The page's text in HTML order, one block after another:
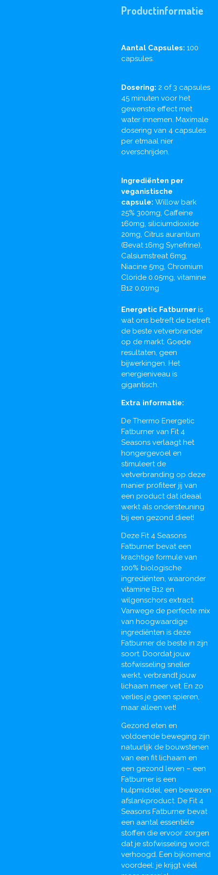
Productinformatie
Aantal Capsules: 100
capsules.
Dosering: 2 of 3 capsules
45 minuten voor het
gewenste effect met
water innemen. Maximale
dosering van 4 capsules
per etmaal nier
overschrijden.
Ingrediënten per
veganistische
capsule: Willow bark
25% 300mg, Caffeine
160mg, siliciumdioxide
20mg, Citrus aurantium
(Bevat 16mg Synefrine),
Calsiumstreat 6mg,
Niacine 5mg, Chromium
Cloride 0.05mg, vitamine
B12 0,01mg
Energetic Fatburner is
wat ons betreft de betreft
de beste vetverbrander
op de markt. Goede
resultaten, geen
bijwerkingen. Het
energieniveau is
gigantisch.
Extra informatie:
De Thermo Energetic
Fatburner van Fit 4
Seasons verlaagt het
hongergevoel en
stimuleert de
vetverbranding op deze
manier profiteer jij van
een product dat ideaal
werkt als ondersteuning
bij een gezond dieet!
Deze Fit 4 Seasons
Fatburner bevat een
krachtige formule van
100% biologische
ingrediënten, waaronder
vitamine B12 en
wilgenschors extract.
Vanwege de perfecte mix
van hoogwaardige
ingrediënten is deze
Fatburner de beste in zijn
soort. Doordat jouw
stofwisseling sneller
werkt, verbrandt jouw
lichaam meer vet. En zo
verlies je geen spieren,
maar alleen vet!
Gezond eten en
voldoende beweging zijn
natuurlijk de bouwstenen
van een fit lichaam en
een gezond leven – een
Fatburner is een
hulpmiddel, een bewezen
afslankproduct. De Fit 4
Seasons Fatburner bevat
een aantal essentiële
stoffen die ervoor zorgen
dat je stofwisseling wordt
verhoogd. Een bijkomend
voordeel: je krijgt véél